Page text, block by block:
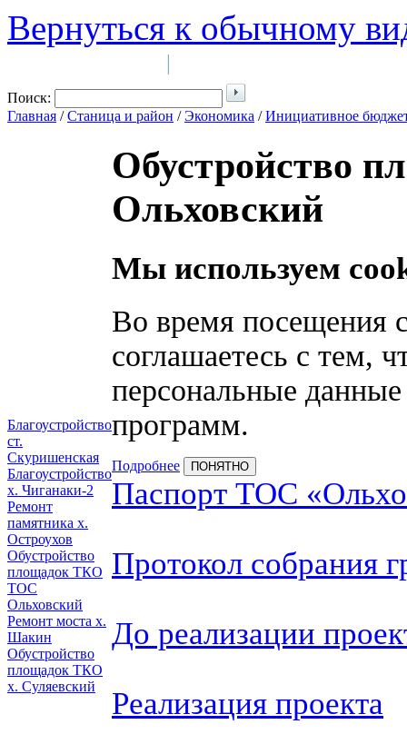
Вернуться к обычному
|
Поиск:
Главная /Станица и район /Экономика /Инициативное
Благоустройство
ст.
Скуришенская
Благоустройство
х. Чиганаки-2
Ремонт
памятника х.
Остроухов
Обустройство
площадок ТКО
ТОС
Ольховский
Ремонт моста х.
Шакин
Обустройство
площадок ТКО
х. Суляевский
Обустройство
Ольховский
Мы используем
Во время посещения
соглашаетесь с тем,
персональные
программ.
Подробнее ПОНЯТНО
Паспорт ТОС
Протокол собрания
До реализации
Реализация проекта